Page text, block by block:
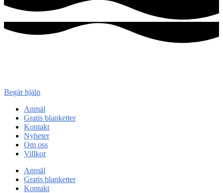
Begär hjälp
Anmäl
Gratis blanketter
Kontakt
Nyheter
Om oss
Villkor
Anmäl
Gratis blanketter
Kontakt